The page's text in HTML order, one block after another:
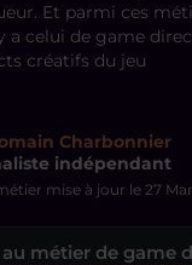
Et parmi ces
a celui de game
créatifs du jeu
Charbonnier
indépendant
mise à jour le 27
métier de game